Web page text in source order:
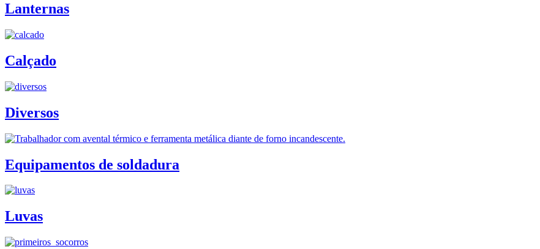
Lanternas
Calçado
Diversos
Equipamentos de soldadura
Luvas